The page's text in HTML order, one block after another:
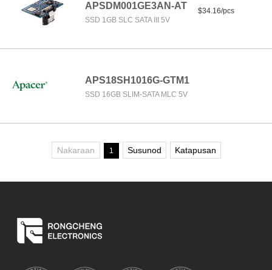
APSDM001GE3AN-AT
SSD 1GB SLC SATA III 5V
$34.16/pcs
APS18SH1016G-GTM1
SSD 16GB SLIM-SATA MLC 5V
Nakaraan 1 Susunod Katapusan